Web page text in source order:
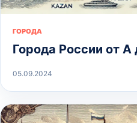
ГОРОДА
Города России от А
05.09.2024